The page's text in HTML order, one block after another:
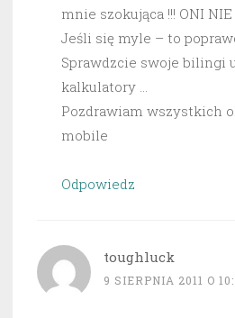
mnie szokująca !!! ONI NIE
Jeśli się myle – to
Sprawdzcie swoje bilingi
kalkulatory …
Pozdrawiam wszystkich
mobile
Odpowiedz
toughluck
9 SIERPNIA 2011 O